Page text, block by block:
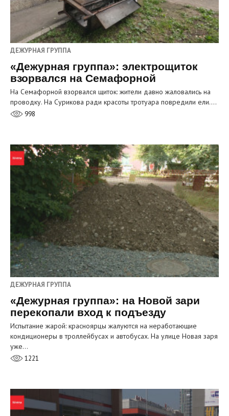
ДЕЖУРНАЯ ГРУППА
«Дежурная группа»: электрощиток
взорвался на Семафорной
На Семафорной взорвался щиток: жители давно жаловались на
проводку. На Сурикова ради красоты тротуара повредили ели.…
998
ДЕЖУРНАЯ ГРУППА
«Дежурная группа»: на Новой зари
перекопали вход к подъезду
Испытание жарой: красноярцы жалуются на неработающие
кондиционеры в троллейбусах и автобусах. На улице Новая заря
уже…
1221